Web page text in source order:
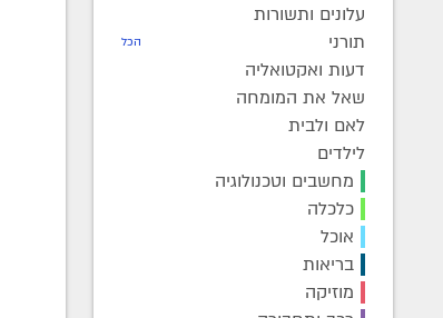
עלונים ותשורות
תורני
הכל
דעות ואקטואליה
שאל את המומחה
לאם ולבית
לילדים
מחשבים וטכנולוגיה
כלכלה
אוכל
בריאות
מוזיקה